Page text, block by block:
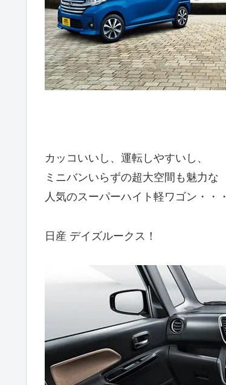
カッコいいし、運転しやすいし、
ミニバンいらずの超大空間も魅力な
人気のスーパーハイト軽ワゴン・・・
日産 デイズルークス！